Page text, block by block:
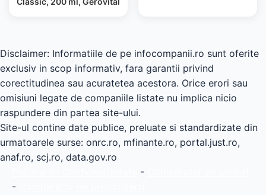
Disclaimer: Informatiile de pe infocompanii.ro sunt oferite
exclusiv in scop informativ, fara garantii privind
corectitudinea sau acuratetea acestora. Orice erori sau
omisiuni legate de companiile listate nu implica nicio
raspundere din partea site-ului.
Site-ul contine date publice, preluate si standardizate din
urmatoarele surse: onrc.ro, mfinante.ro, portal.just.ro,
anaf.ro, scj.ro, data.gov.ro
-
-